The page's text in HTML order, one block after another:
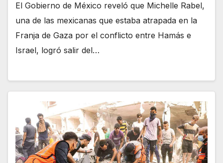
El Gobierno de México reveló que Michelle Rabel,
una de las mexicanas que estaba atrapada en la
Franja de Gaza por el conflicto entre Hamás e
Israel, logró salir del…